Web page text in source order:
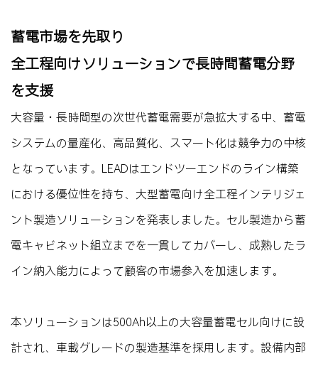
蓄電市場を先取り
全工程向けソリューションで長時間蓄電分野
を支援
大容量・長時間型の次世代蓄電需要が急拡大する中、蓄電
システムの量産化、高品質化、スマート化は競争力の中核
となっています。LEADはエンドツーエンドのライン構築
における優位性を持ち、大型蓄電向け全工程インテリジェ
ント製造ソリューションを発表しました。セル製造から蓄
電キャビネット組立までを一貫してカバーし、成熟したラ
イン納入能力によって顧客の市場参入を加速します。
本ソリューションは500Ah以上の大容量蓄電セル向けに設
計され、車載グレードの製造基準を採用します。設備内部